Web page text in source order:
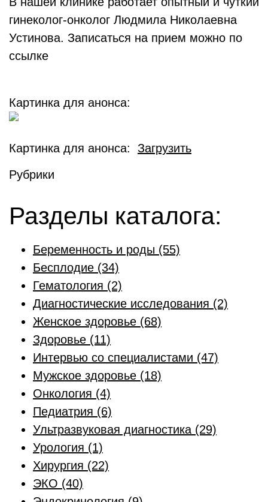
гинеколог-онколог Людмила Николаевна
Устинова. Записаться на прием можно по
ссылке
Картинка для анонса:
Картинка для анонса: Загрузить
Рубрики
Разделы каталога:
Беременность и роды (55)
Бесплодие (34)
Гематология (2)
Диагностические исследования (2)
Женское здоровье (68)
Здоровье (11)
Интервью со специалистами (47)
Мужское здоровье (18)
Онкология (4)
Педиатрия (6)
Ультразвуковая диагностика (29)
Урология (1)
Хирургия (22)
ЭКО (40)